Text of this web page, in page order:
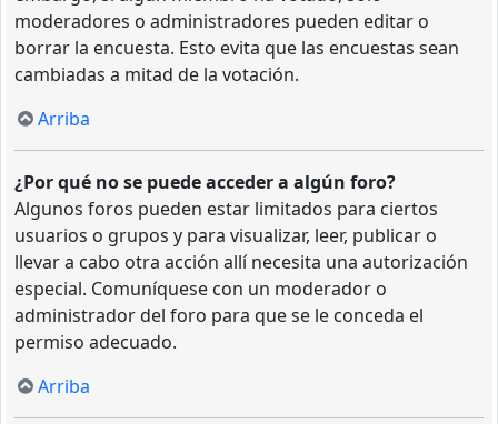
moderadores o administradores pueden editar o
borrar la encuesta. Esto evita que las encuestas sean
cambiadas a mitad de la votación.
Arriba
¿Por qué no se puede acceder a algún foro?
Algunos foros pueden estar limitados para ciertos
usuarios o grupos y para visualizar, leer, publicar o
llevar a cabo otra acción allí necesita una autorización
especial. Comuníquese con un moderador o
administrador del foro para que se le conceda el
permiso adecuado.
Arriba